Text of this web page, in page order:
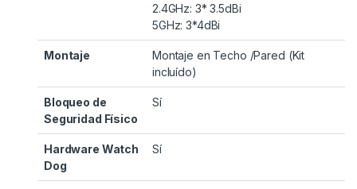
2.4GHz: 3* 3.5dBi
5GHz: 3*4dBi
Montaje
Montaje en Techo /Pared (Kit
incluído)
Bloqueo de
Seguridad Físico
Sí
Hardware Watch
Dog
Sí